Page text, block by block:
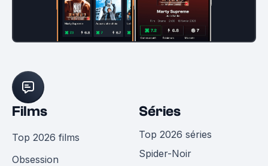
Films
Top 2026 films
Obsession
Séries
Top 2026 séries
Spider-Noir